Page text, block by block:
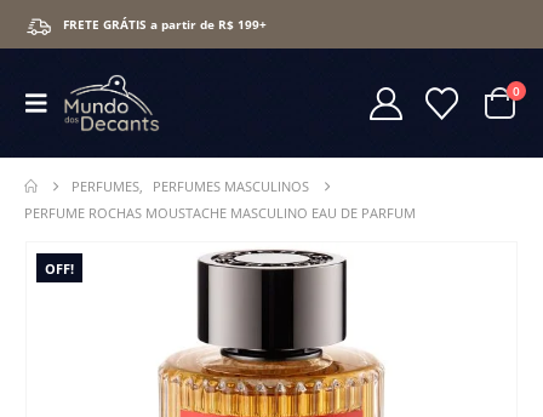
FRETE GRÁTIS a partir de R$ 199+
0
PERFUMES,
PERFUMES MASCULINOS
PERFUME ROCHAS MOUSTACHE MASCULINO EAU DE PARFUM
OFF!